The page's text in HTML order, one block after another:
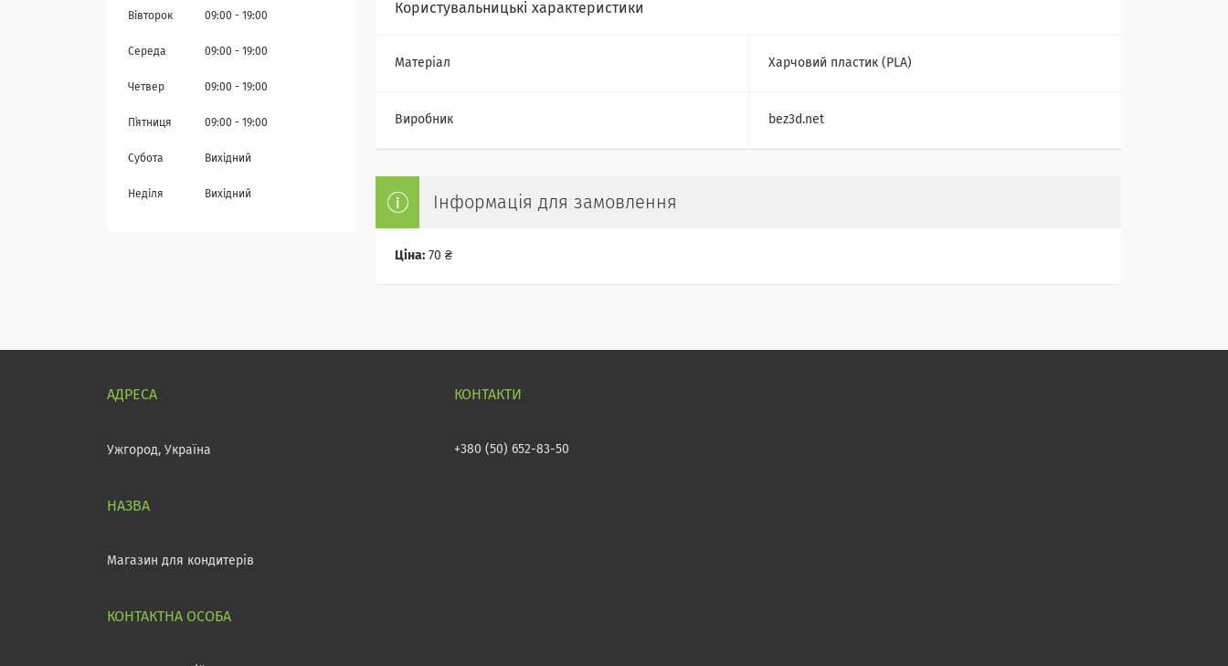
Користувальницькі характеристики
Матеріал Харчовий пластик (PLA)
Виробник bez3d.net
Інформація для замовлення
Ціна: 70 ₴
Вівторок 09:00 19:00
Середа 09:00 19:00
Четвер 09:00 19:00
Пʼятниця 09:00 19:00
Субота Вихідний
Неділя Вихідний
Ужгород, Україна
Магазин для кондитерів
+380 (50) 652-83-50